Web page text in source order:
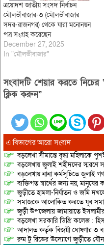
ত্রয়োদশ জাতীয় সংসদ নির্বাচন
মৌলভীবাজার-৩ (মৌলভীবাজার
সদর-রাজনগর) থেকে যারা মনোনয়ন
পত্র সংগ্রহ করেছেন
December 27, 2025
In "মৌলভীবাজার"
সংবাদটি শেয়ার করতে নিচের
ক্লিক করুন”
এ বিভাগের আরো সংবাদ
বড়লেখা সীমান্তে বৃদ্ধা মহিলাকে
বড়লেখায় জুলাই শহীদদের স্মরণে
বড়লেখায় নানা কর্মসূচিতে জুলাই
ব্যক্তিগত স্বার্থের জন্য নয়,
জুড়ীতে হামলা-নির্যাতন ও জমি
সমাজকে আলোকিত করতে যুব
জুড়ী উপজেলায় জামায়াতে
বড়লেখা সরকারি ডিগ্রি কলেজ :
আদালত কর্তৃক বিজয়ী ঘোষণার ৩
রুম টু রিডের উদ্যোগে জুড়ীতে যৌন